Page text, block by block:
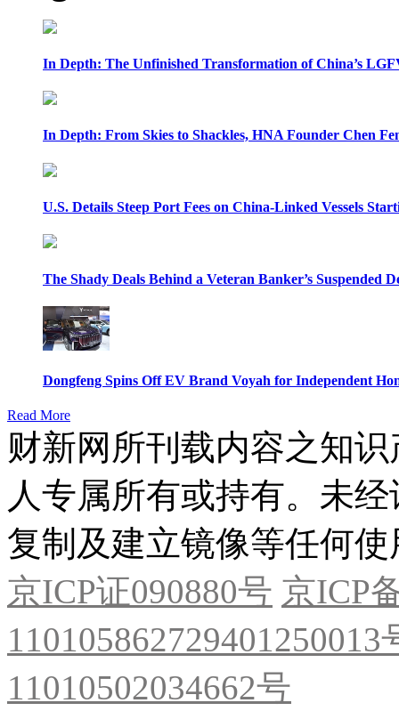
In Depth: The Unfinished Transformation of China’s
In Depth: From Skies to Shackles, HNA Founder Chen
U.S. Details Steep Port Fees on China-Linked Vessels
The Shady Deals Behind a Veteran Banker’s Suspended
Dongfeng Spins Off EV Brand Voyah for Independent
Read More
财新网所刊载内容之知
人专属所有或持有。未
复制及建立镜像等任何使
京ICP证090880号 京ICP
11010502034662号